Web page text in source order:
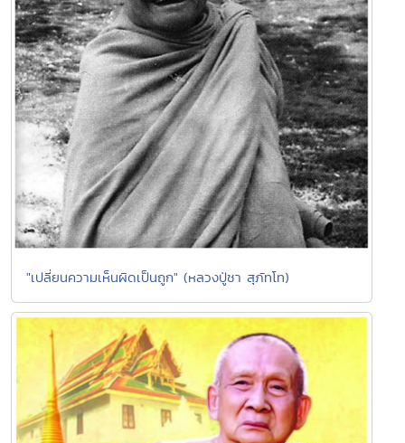
"เปลี่ยนความเห็นผิดเป็นถูก" (หลวงปู่ชา สุภัทโท)